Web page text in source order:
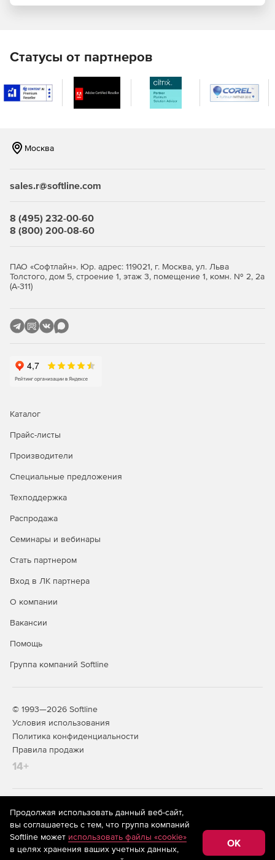
Статусы от партнеров
Москва
sales.r@softline.com
8 (495) 232-00-60
8 (800) 200-08-60
ПАО «Софтлайн». Юр. адрес: 119021, г. Москва, ул. Льва
Толстого, дом 5, строение 1, этаж 3, помещение 1, комн. № 2, 2а
(А-311)
Каталог
Прайс-листы
Производители
Специальные предложения
Техподдержка
Распродажа
Семинары и вебинары
Стать партнером
Вход в ЛК партнера
О компании
Вакансии
Помощь
Группа компаний Softline
© 1993—2026 Softline
Условия использования
Политика конфиденциальности
Правила продажи
14+
На информационном ресурсе store.softline.ru применяются
рекомендательные технологии
(информационные технологии
предоставления информации на основе сбора,
систематизации и анализа сведений, относящихся к
предпочтениям пользователей сети «Интернет»,
Продолжая использовать данный веб-сайт,
вы соглашаетесь с тем, что группа компаний
Softline может использовать файлы «cookie»
в целях хранения ваших учетных данных,
OK